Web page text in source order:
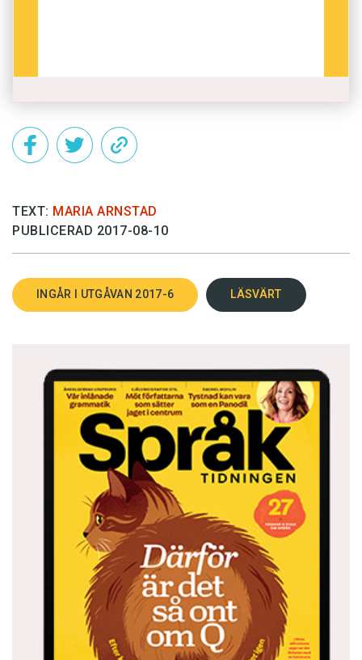
TEXT: MARIA ARNSTAD
PUBLICERAD 2017-08-10
INGÅR I UTGÅVAN 2017-6 LÄSVÄRT